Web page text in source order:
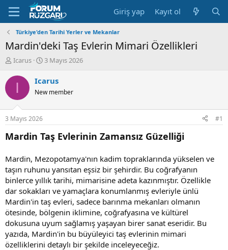
Giriş yap Kayıt ol
Türkiye'den Tarihi Yerler ve Mekanlar
Mardin'deki Taş Evlerin Mimari Özellikleri
K
n
u
B
a
ş
l
t
a
n
Icarus
B
ş
a
ı
ç
t
r
i
h
i
3 Mayıs 2026
I Icarus
New member
3 Mayıs 2026 #1
Mardin Taş Evlerinin Zamansız Güzelliği
Mardin, Mezopotamya'nın kadim topraklarında yükselen ve
taşın ruhunu yansıtan eşsiz bir şehirdir. Bu coğrafyanın
binlerce yıllık tarihi, mimarisine adeta kazınmıştır. Özellikle
dar sokakları ve yamaçlara konumlanmış evleriyle ünlü
Mardin'in taş evleri, sadece barınma mekanları olmanın
ötesinde, bölgenin iklimine, coğrafyasına ve kültürel
dokusuna uyum sağlamış yaşayan birer sanat eseridir. Bu
yazıda, Mardin'in bu büyüleyici taş evlerinin mimari
özelliklerini detaylı bir şekilde inceleyeceğiz.